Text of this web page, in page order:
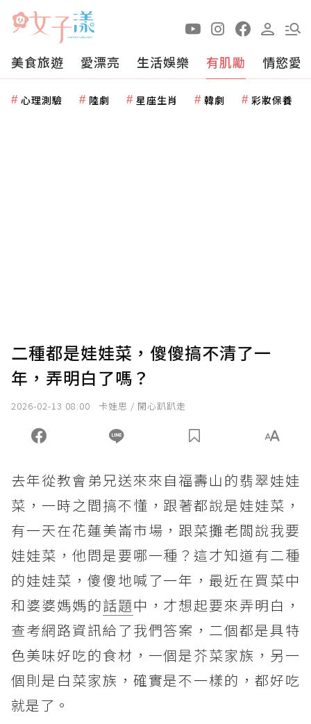
美食旅遊 愛漂亮 生活娛樂 有肌勵 情慾愛
心理測驗 陸劇 星座生肖 韓劇 彩妝保養
二種都是娃娃菜，傻傻搞不清了一
年，弄明白了嗎？
2026-02-13 08:00 卡娃思 / 開心趴趴走
去年從教會弟兄送來來自福壽山的翡翠娃娃
菜，一時之間搞不懂，跟著都說是娃娃菜，
有一天在花蓮美崙市場，跟菜攤老闆說我要
娃娃菜，他問是要哪一種？這才知道有二種
的娃娃菜，傻傻地喊了一年，最近在買菜中
和婆婆媽媽的話題中，才想起要來弄明白，
查考網路資訊給了我們答案，二個都是具特
色美味好吃的食材，一個是芥菜家族，另一
個則是白菜家族，確實是不一樣的，都好吃
就是了。